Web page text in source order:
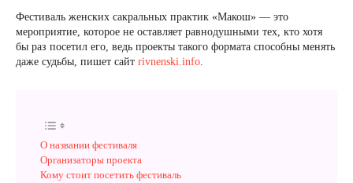
Фестиваль женских сакральных практик «Макош» — это
мероприятие, которое не оставляет равнодушными тех, кто хотя
бы раз посетил его, ведь проекты такого формата способны менять
даже судьбы, пишет сайт rivnenski.info.
О названии фестиваля
Организаторы проекта
Кому стоит посетить фестиваль